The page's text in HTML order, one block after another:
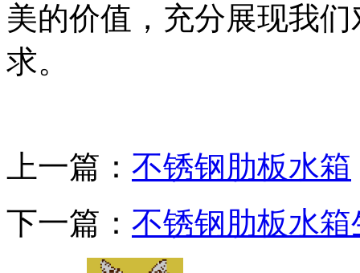
美的价值，充分展现我
求。
上一篇： 不锈钢肋板水箱
下一篇： 不锈钢肋板水